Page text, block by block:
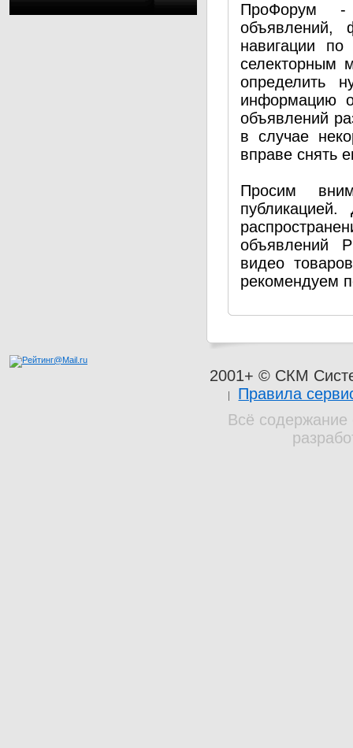
ПроФорум -
объявлений,
навигации по
селекторным
определить
информацию
объявлений
в случае
вправе снять
Просим
объявлений
видео
рекомендуем
2001+ © СКМ
Правила
Всё содержание